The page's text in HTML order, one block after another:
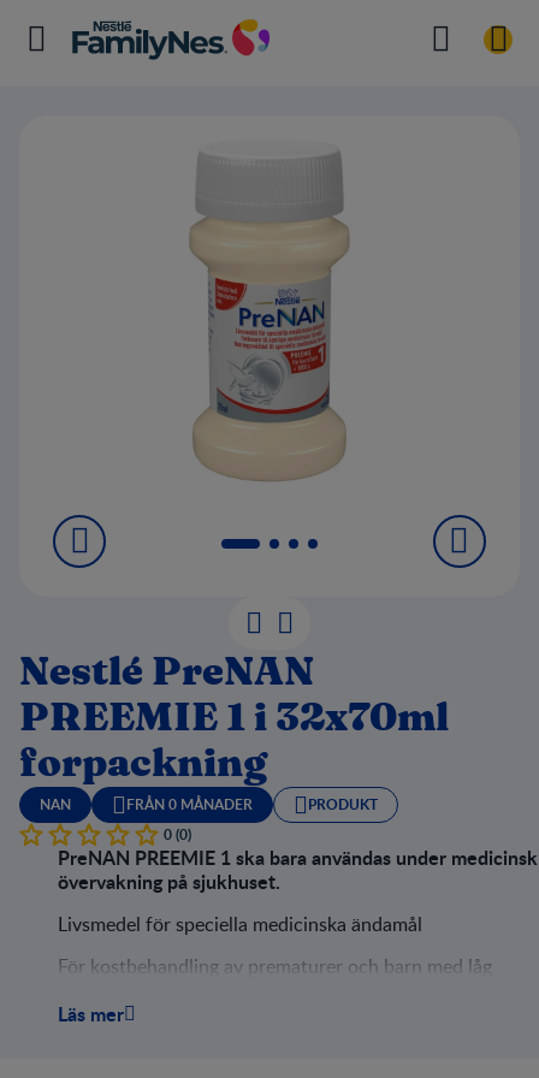
Nestlé PreNAN
PREEMIE 1 i 32x70ml
forpackning
NAN FRÅN 0 MÅNADER
PRODUKT
0 (0)
PreNAN PREEMIE 1 ska bara användas under medicinsk
övervakning på sjukhuset.
Livsmedel för speciella medicinska ändamål
För kostbehandling av prematurer och barn med låg
Läs mer